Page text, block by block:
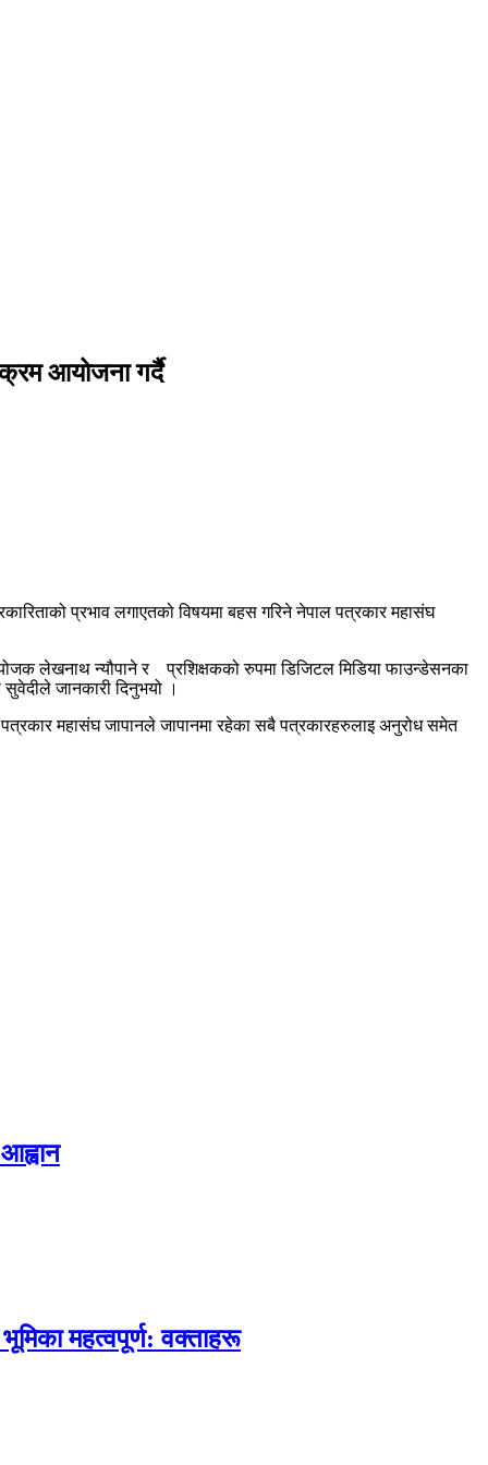
आयोजना गर्दै
प्रभाव लगाएतको विषयमा बहस गरिने नेपाल पत्रकार महासंघ
लेखनाथ न्यौपाने र प्रशिक्षकको रुपमा डिजिटल मिडिया फाउन्डेसनका
जानकारी दिनुभयो ।
महासंघ जापानले जापानमा रहेका ‍सबै पत्रकारहरुलाइ अनुरोध ‍समेत
भूमिका महत्वपूर्ण: वक्ताहरू